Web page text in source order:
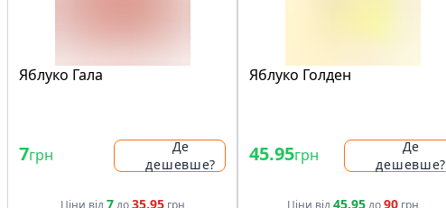
Яблуко Гала
7грн
Де
дешевше?
Ціни від7до35.95грн
Яблуко Голден
45.95грн
Де
дешевше?
Ціни від45.95до90грн